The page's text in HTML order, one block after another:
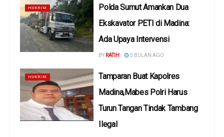
HUKRIM
Polda Sumut Amankan Dua
Ekskavator PETI di Madina:
Ada Upaya Intervensi
BY RATIH 5 BULAN AGO
HUKRIM
Tamparan Buat Kapolres
Madina,Mabes Polri Harus
Turun Tangan Tindak Tambang
Ilegal